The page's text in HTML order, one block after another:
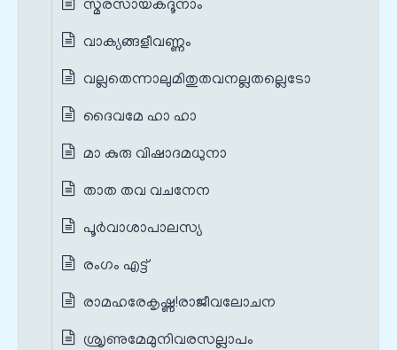
സ്മരസായകദൂനാം
വാക്യങ്ങളീവണ്ണം
വല്ലതെന്നാലുമിതുതവനല്ലതല്ലെടോ
ദൈവമേ ഹാ ഹാ
മാ കുരു വിഷാദമധുനാ
താത തവ വചനേന
പൂർവാശാപാലസ്യ
രംഗം എട്ട്
രാമഹരേകൃഷ്ണ!രാജീവലോചന
ശ്രൃണുമേമുനിവരസല്ലാപം